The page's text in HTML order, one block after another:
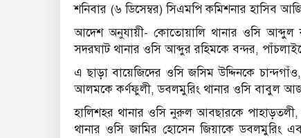
শনিবার (৬ ডিসেম্বর) সিএমপি কমিশনার হাসিব
আদেশ অনুযায়ী- কোতোয়ালি থানার ওসি আব্দুল
সদরঘাট থানার ওসি আব্দুর রহিমকে বন্দর,
এ ছাড়া বায়েজিদের ওসি জসিম উদ্দিনকে
আলমকে কর্ণফুলী, ডবলমুরিং থানার ওসি বাবুল
হালিশহর থানার ওসি নুরুল আবছারকে
থানার ওসি জামির হোসেন জিয়াকে ডবলমুরিং